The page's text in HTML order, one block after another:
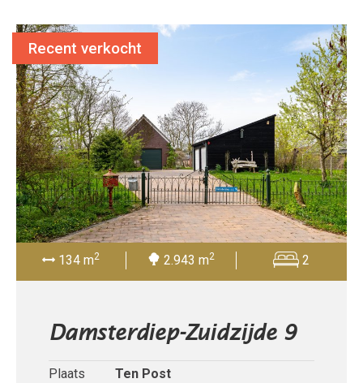
134 m2 2.943 m2 2
Damsterdiep-Zuidzijde 9
Plaats
Ten Post
Recent verkocht